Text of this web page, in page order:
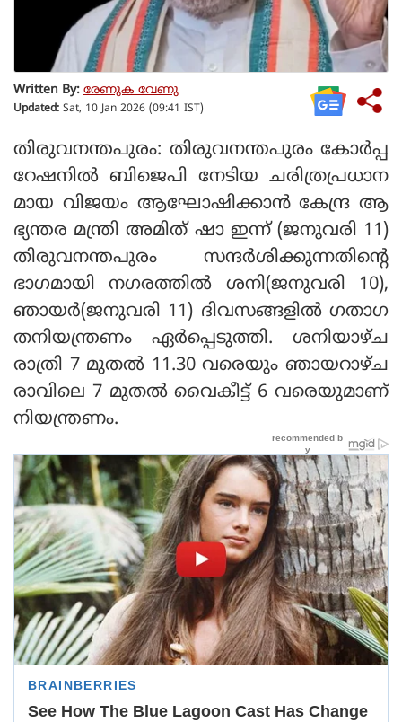
Written By: രേണുക വേണു
Updated: Sat, 10 Jan 2026 (09:41 IST)
തിരുവനന്തപുരം: തിരുവനന്തപുരം കോര്‍പ്പ
റേഷനില്‍ ബിജെപി നേടിയ ചരിത്രപ്രധാന
മായ വിജയം ആഘോഷിക്കാന്‍ കേന്ദ്ര ആ
ഭ്യന്തര മന്ത്രി അമിത് ഷാ ഇന്ന് (ജനുവരി 11)
തിരുവനന്തപുരം സന്ദര്‍ശിക്കുന്നതിന്റെ
ഭാഗമായി നഗരത്തില്‍ ശനി(ജനുവരി 10),
ഞായര്‍(ജനുവരി 11) ദിവസങ്ങളില്‍ ഗതാഗ
തനിയന്ത്രണം ഏര്‍പ്പെടുത്തി. ശനിയാഴ്ച
രാത്രി 7 മുതല്‍ 11.30 വരെയും ഞായറാഴ്ച
രാവിലെ 7 മുതല്‍ വൈകീട്ട് 6 വരെയുമാണ്
നിയന്ത്രണം.